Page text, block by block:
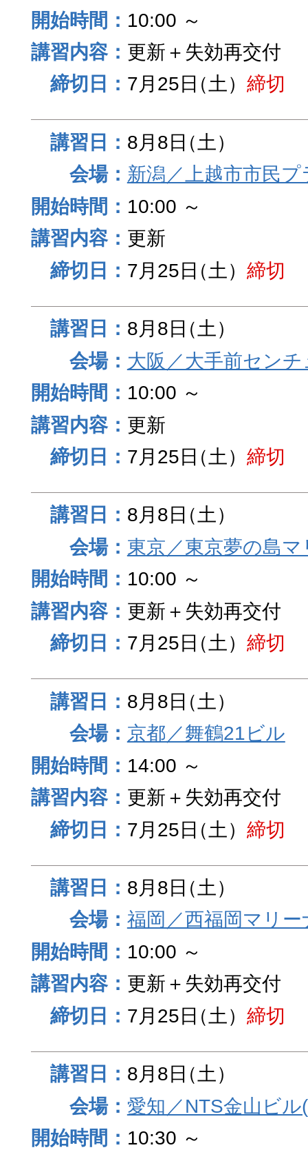
10:00 ～
更新＋失効再交付
7月25日（土） 締切
8月8日（土）
新潟／上越市市民プ
10:00 ～
更新
7月25日（土） 締切
8月8日（土）
大阪／大手前セン
10:00 ～
更新
7月25日（土） 締切
8月8日（土）
東京／東京夢の島マ
10:00 ～
更新＋失効再交付
7月25日（土） 締切
8月8日（土）
京都／舞鶴21ビル
14:00 ～
更新＋失効再交付
7月25日（土） 締切
8月8日（土）
福岡／西福岡マリ
10:00 ～
更新＋失効再交付
7月25日（土） 締切
8月8日（土）
愛知／NTS金山ビ
10:30 ～